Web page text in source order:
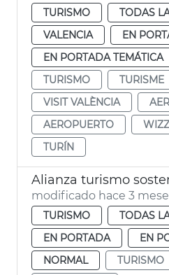
TURISMO
TODAS
VALENCIA
EN
EN PORTADA TEMÁTICA
TURISMO
TURISME
VISIT VALÈNCIA
AEROPUERTO
TURÍN
modificado hace 3
TURISMO
TODAS
EN PORTADA
EN
NORMAL
TURISMO